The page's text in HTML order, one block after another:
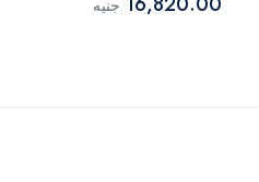
2010253
جنيه